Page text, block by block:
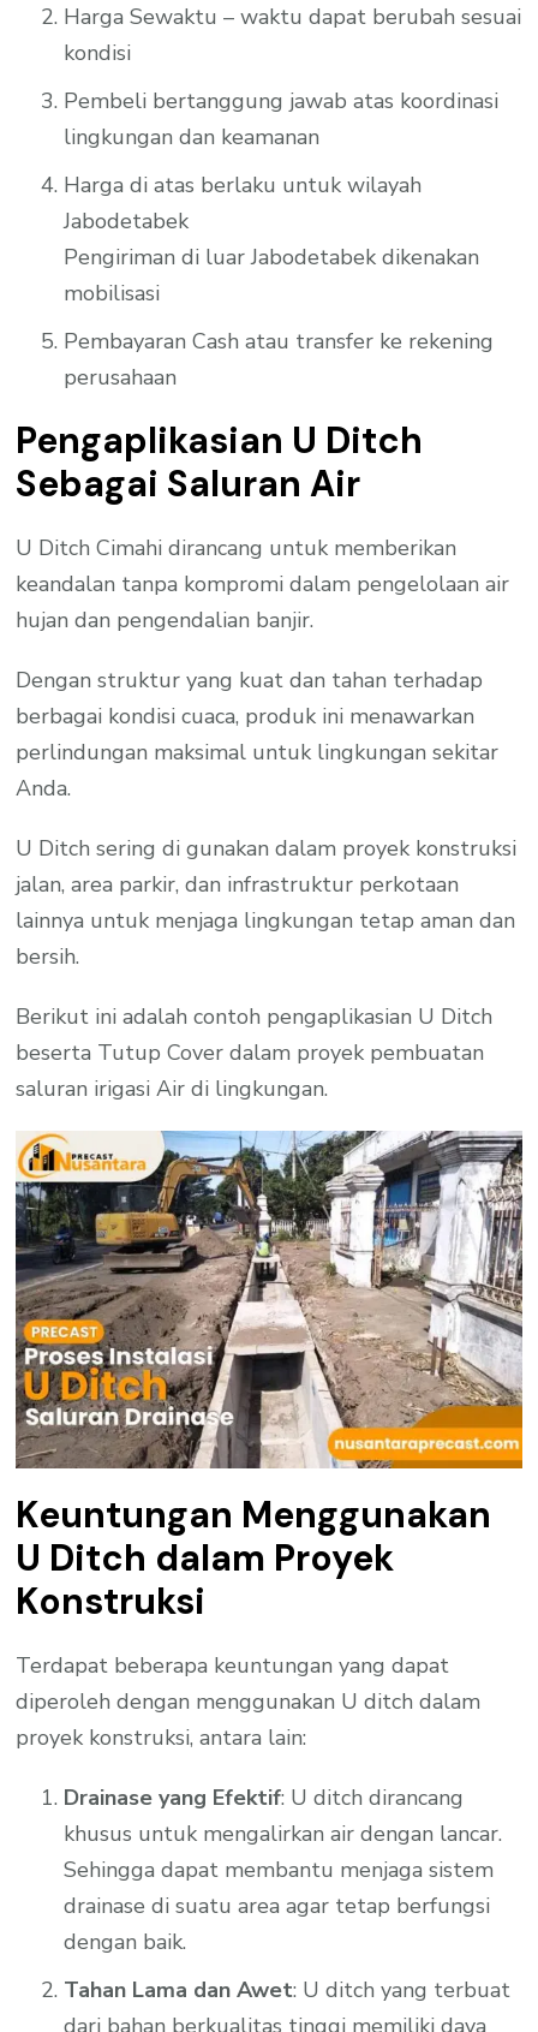
Harga Sewaktu – waktu dapat berubah sesuai
kondisi
Pembeli bertanggung jawab atas koordinasi
lingkungan dan keamanan
Harga di atas berlaku untuk wilayah
Jabodetabek
Pengiriman di luar Jabodetabek dikenakan
mobilisasi
Pembayaran Cash atau transfer ke rekening
perusahaan
Pengaplikasian U Ditch
Sebagai Saluran Air
U Ditch Cimahi dirancang untuk memberikan
keandalan tanpa kompromi dalam pengelolaan air
hujan dan pengendalian banjir.
Dengan struktur yang kuat dan tahan terhadap
berbagai kondisi cuaca, produk ini menawarkan
perlindungan maksimal untuk lingkungan sekitar
Anda.
U Ditch sering di gunakan dalam proyek konstruksi
jalan, area parkir, dan infrastruktur perkotaan
lainnya untuk menjaga lingkungan tetap aman dan
bersih.
Berikut ini adalah contoh pengaplikasian U Ditch
beserta Tutup Cover dalam proyek pembuatan
saluran irigasi Air di lingkungan.
Keuntungan Menggunakan
U Ditch dalam Proyek
Konstruksi
Terdapat beberapa keuntungan yang dapat
diperoleh dengan menggunakan U ditch dalam
proyek konstruksi, antara lain:
Drainase yang Efektif: U ditch dirancang
khusus untuk mengalirkan air dengan lancar.
Sehingga dapat membantu menjaga sistem
drainase di suatu area agar tetap berfungsi
dengan baik.
Tahan Lama dan Awet: U ditch yang terbuat
dari bahan berkualitas tinggi memiliki daya